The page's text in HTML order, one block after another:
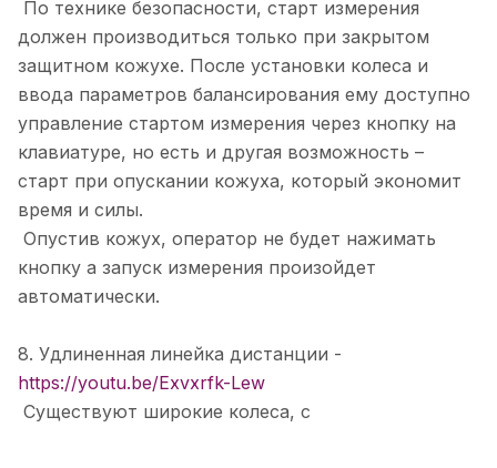
По технике безопасности, старт измерения
должен производиться только при закрытом
защитном кожухе. После установки колеса и
ввода параметров балансирования ему доступно
управление стартом измерения через кнопку на
клавиатуре, но есть и другая возможность –
старт при опускании кожуха, который экономит
время и силы.
Опустив кожух, оператор не будет нажимать
кнопку а запуск измерения произойдет
автоматически.
8. Удлиненная линейка дистанции -
https://youtu.be/Exvxrfk-Lew
Существуют широкие колеса, с